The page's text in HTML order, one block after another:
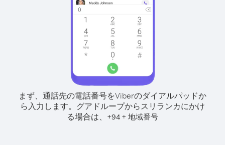
まず、通話先の電話番号をViberのダイアルパッドか
ら入力します。 グアドループからスリランカにかけ
る場合は、 +94 + 地域番号